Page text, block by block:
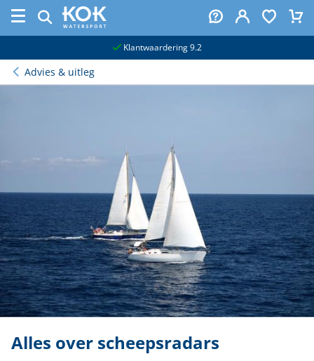
Klantwaardering 9.2
Advies & uitleg
Alles over scheepsradars